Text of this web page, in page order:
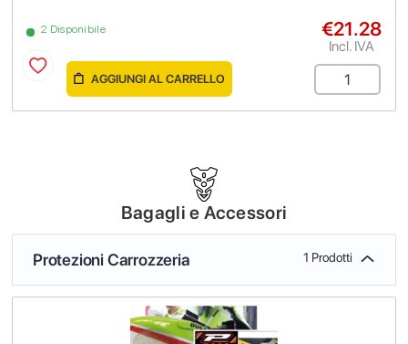
2 Disponibile €21.28
Incl. IVA
AGGIUNGI AL CARRELLO
Bagagli e Accessori
Protezioni Carrozzeria 1 Prodotti